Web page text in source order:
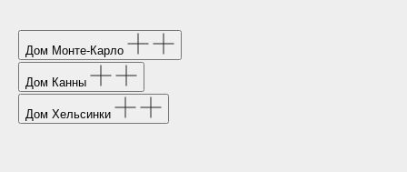
Дом Монте-Карло
Дом Канны
Дом Хельсинки